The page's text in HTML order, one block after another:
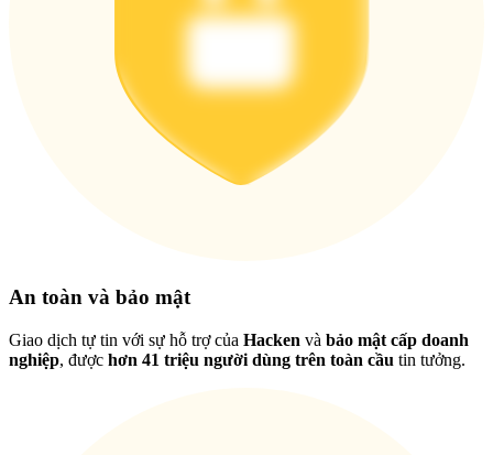
An toàn và bảo mật
Giao dịch tự tin với sự hỗ trợ của Hacken và bảo mật cấp doanh
nghiệp, được hơn 41 triệu người dùng trên toàn cầu tin tưởng.